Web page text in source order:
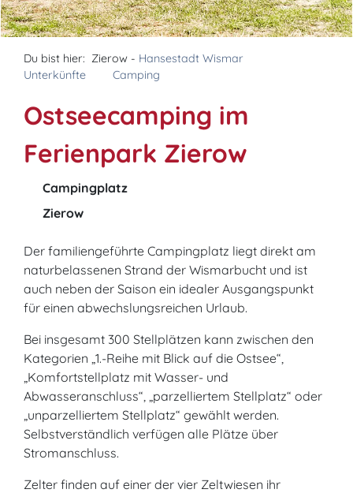
Du bist hier: Zierow - Hansestadt Wismar
Unterkünfte
Camping
Ostseecamping im
Ferienpark Zierow
Campingplatz
Zierow
Der familiengeführte Campingplatz liegt direkt am
naturbelassenen Strand der Wismarbucht und ist
auch neben der Saison ein idealer Ausgangspunkt
für einen abwechslungsreichen Urlaub.
Bei insgesamt 300 Stellplätzen kann zwischen den
Kategorien „1.-Reihe mit Blick auf die Ostsee“,
„Komfortstellplatz mit Wasser- und
Abwasseranschluss“, „parzelliertem Stellplatz“ oder
„unparzelliertem Stellplatz“ gewählt werden.
Selbstverständlich verfügen alle Plätze über
Stromanschluss.
Zelter finden auf einer der vier Zeltwiesen ihr